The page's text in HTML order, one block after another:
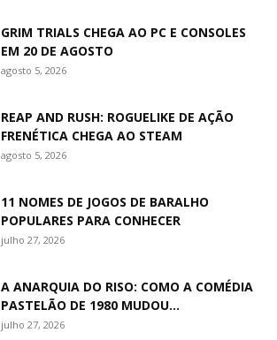
GRIM TRIALS CHEGA AO PC E CONSOLES
EM 20 DE AGOSTO
agosto 5, 2026
REAP AND RUSH: ROGUELIKE DE AÇÃO
FRENÉTICA CHEGA AO STEAM
agosto 5, 2026
11 NOMES DE JOGOS DE BARALHO
POPULARES PARA CONHECER
julho 27, 2026
A ANARQUIA DO RISO: COMO A COMÉDIA
PASTELÃO DE 1980 MUDOU...
julho 27, 2026